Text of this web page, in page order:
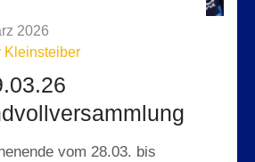
2026
Kleinsteiber
vom 28.03. bis